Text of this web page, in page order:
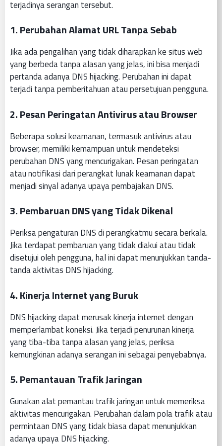
terjadinya serangan tersebut.
1. Perubahan Alamat URL Tanpa Sebab
Jika ada pengalihan yang tidak diharapkan ke situs web
yang berbeda tanpa alasan yang jelas, ini bisa menjadi
pertanda adanya DNS hijacking. Perubahan ini dapat
terjadi tanpa pemberitahuan atau persetujuan pengguna.
2. Pesan Peringatan Antivirus atau Browser
Beberapa solusi keamanan, termasuk antivirus atau
browser, memiliki kemampuan untuk mendeteksi
perubahan DNS yang mencurigakan. Pesan peringatan
atau notifikasi dari perangkat lunak keamanan dapat
menjadi sinyal adanya upaya pembajakan DNS.
3. Pembaruan DNS yang Tidak Dikenal
Periksa pengaturan DNS di perangkatmu secara berkala.
Jika terdapat pembaruan yang tidak diakui atau tidak
disetujui oleh pengguna, hal ini dapat menunjukkan tanda-
tanda aktivitas DNS hijacking.
4. Kinerja Internet yang Buruk
DNS hijacking dapat merusak kinerja internet dengan
memperlambat koneksi. Jika terjadi penurunan kinerja
yang tiba-tiba tanpa alasan yang jelas, periksa
kemungkinan adanya serangan ini sebagai penyebabnya.
5. Pemantauan Trafik Jaringan
Gunakan alat pemantau trafik jaringan untuk memeriksa
aktivitas mencurigakan. Perubahan dalam pola trafik atau
permintaan DNS yang tidak biasa dapat menunjukkan
adanya upaya DNS hijacking.